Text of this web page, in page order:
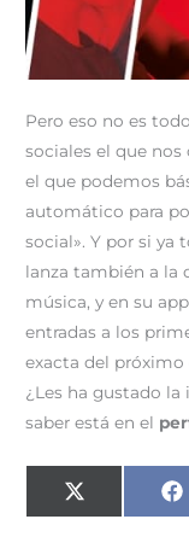
Pero eso no es
sociales el que
el que podemos
automático para
social». Y por si ya
lanza también a la
música, y en su
entradas a los
exacta del
¿Les ha gustado
saber está en el
Compartir
en
X
(
F